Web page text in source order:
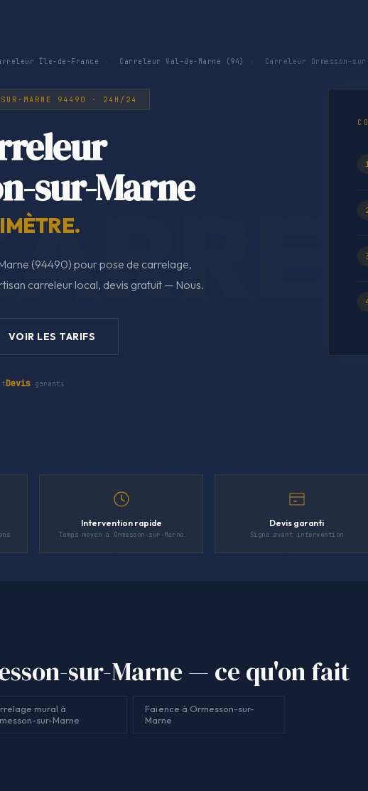
Île-de-France Carreleur Val-de-Marne (94) Carreleur Ormesson-
SUR-MARNE 94490 · 24H/24
sur-Marne
(94490) pour pose de carrelage,
carreleur local, devis gratuit — Nous.
VOIR LES TARIFS
Devis garanti
Intervention rapide
Temps moyen à Ormesson-sur-Marne
Devis garanti
Signé avant intervention
sur-Marne — ce qu'on fait
mural à
sur-Marne
Faïence à Ormesson-sur-
Marne